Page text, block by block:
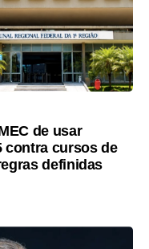
de usar
contra cursos de
definidas